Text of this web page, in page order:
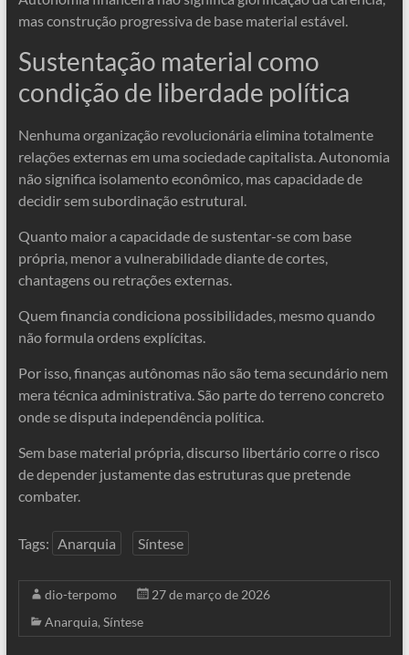
mas construção progressiva de base material estável.
Sustentação material como
condição de liberdade política
Nenhuma organização revolucionária elimina totalmente
relações externas em uma sociedade capitalista. Autonomia
não significa isolamento econômico, mas capacidade de
decidir sem subordinação estrutural.
Quanto maior a capacidade de sustentar-se com base
própria, menor a vulnerabilidade diante de cortes,
chantagens ou retrações externas.
Quem financia condiciona possibilidades, mesmo quando
não formula ordens explícitas.
Por isso, finanças autônomas não são tema secundário nem
mera técnica administrativa. São parte do terreno concreto
onde se disputa independência política.
Sem base material própria, discurso libertário corre o risco
de depender justamente das estruturas que pretende
combater.
Tags: Anarquia Síntese
dio-terpomo
27 de março de 2026
Anarquia, Síntese